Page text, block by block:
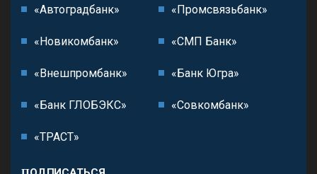
«Автоградбанк» «Промсвязьбанк»
«Новикомбанк» «СМП Банк»
«Внешпромбанк» «Банк Югра»
«Банк ГЛОБЭКС» «Совкомбанк»
«ТРАСТ»